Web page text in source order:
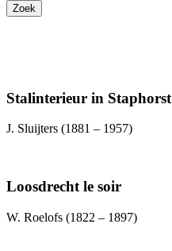
Zoek
Stalinterieur in Staphorst
J. Sluijters (1881 – 1957)
Loosdrecht le soir
W. Roelofs (1822 – 1897)